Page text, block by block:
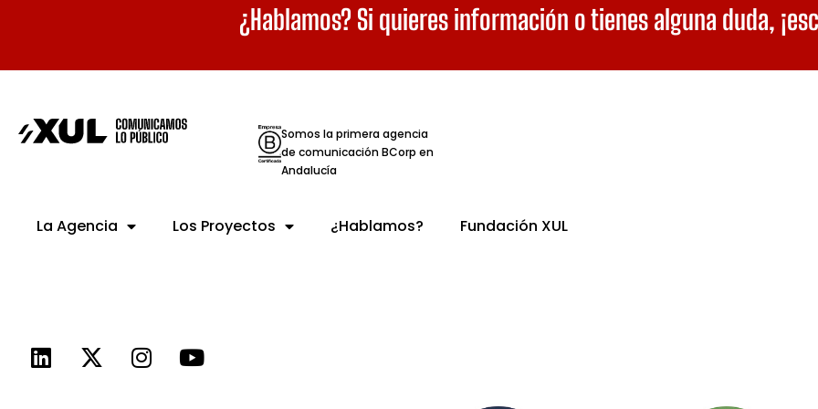
¿Hablamos? Si quieres información o tienes alguna duda,
Somos la primera agencia
de comunicación BCorp en
Andalucía
La Agencia Los Proyectos ¿Hablamos? Fundación XUL